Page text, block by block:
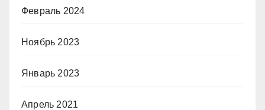
Февраль 2024
Ноябрь 2023
Январь 2023
Апрель 2021